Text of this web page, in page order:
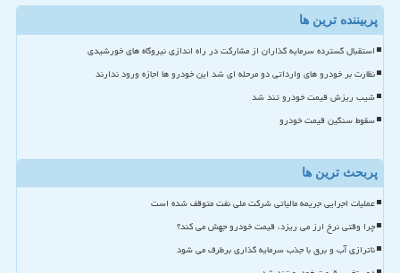
پربیننده ترین ها
استقبال گسترده سرمایه گذاران از مشارکت در راه اندازی نیروگاه های خورشیدی
نظارت بر خودرو های وارداتی دو مرحله ای شد این خودرو ها اجازه ورود ندارند
شیب ریزش قیمت خودرو تند شد
سقوط سنگین قیمت خودرو
پربحث ترین ها
عملیات اجرایی جریمه مالیاتی شرکت ملی نفت متوقف شده است
چرا وقتی نرخ ارز می ریزد، قیمت خودرو جهش می کند؟
ناترازی آب و برق با جذب سرمایه گذاری برطرف می شود